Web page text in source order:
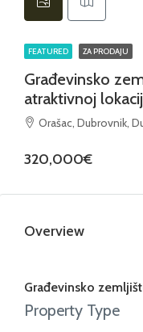
FEATURED ZA PRODAJU
Građevinsko
atraktivnoj
Orašac, Dubrovnik,
320,000€
Overview
Građevinsko
Property Type